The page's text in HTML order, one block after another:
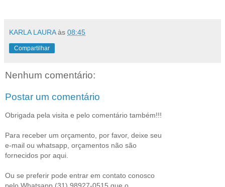
KARLA LAURA às 08:45
Compartilhar
Nenhum comentário:
Postar um comentário
Obrigada pela visita e pelo comentário também!!!
Para receber um orçamento, por favor, deixe seu
e-mail ou whatsapp, orçamentos não são
fornecidos por aqui.
Ou se preferir pode entrar em contato conosco
pelo Whatsapp (31) 98927-0515 que o